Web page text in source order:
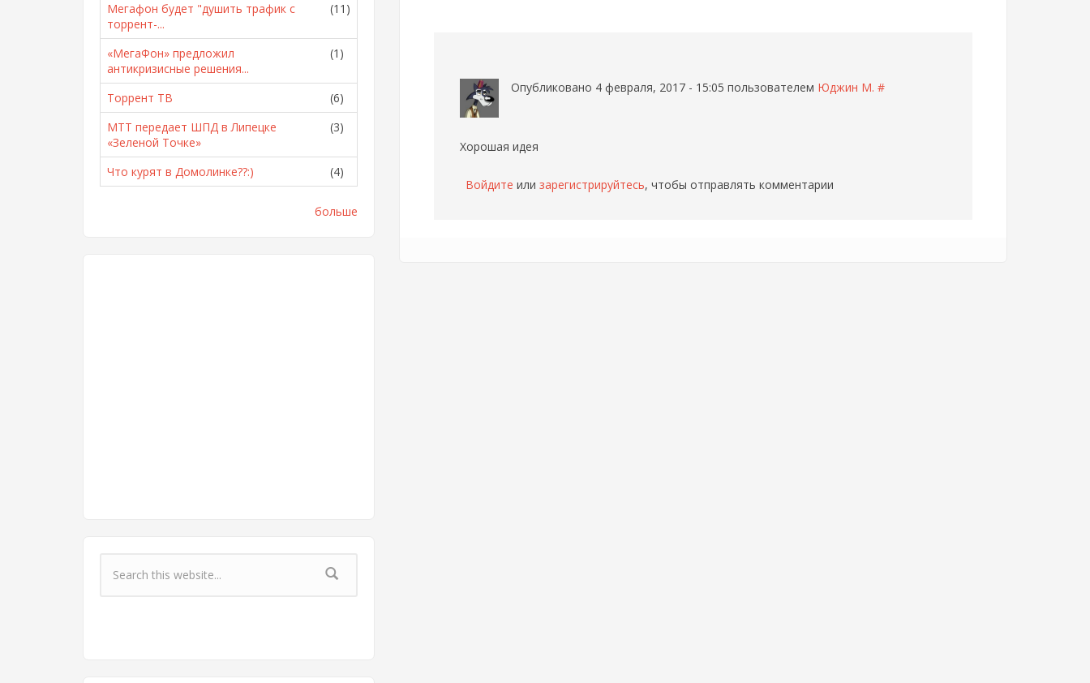
Мегафон будет "душить трафик с
торрент-...
(11)
«МегаФон» предложил
антикризисные решения...
(1)
Торрент ТВ
(6)
МТТ передает ШПД в Липецке
«Зеленой Точке»
(3)
Что курят в Домолинке??:) (4)
больше
Форма поиска
Опубликовано 4 февраля, 2017 - 15:05 пользователем Юджин М. #
Хорошая идея
Войдите или зарегистрируйтесь, чтобы отправлять комментарии